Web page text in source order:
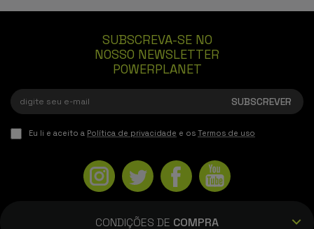
SUBSCREVA-SE NO
NOSSO NEWSLETTER
POWERPLANET
Eu li e aceito a Política de privacidade e os Termos de uso
CONDIÇÕES DE COMPRA